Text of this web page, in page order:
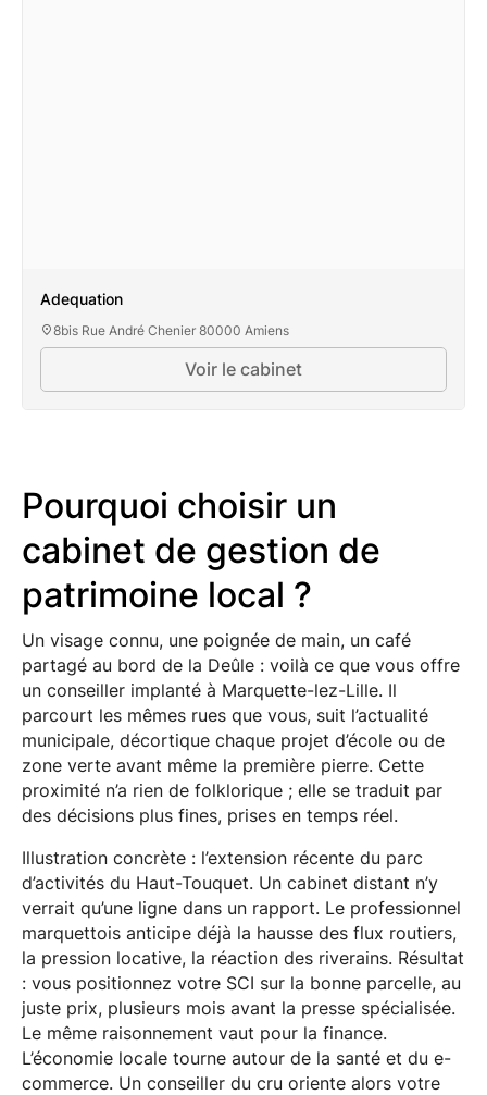
Adequation
8bis Rue André Chenier 80000 Amiens
Voir le cabinet
Pourquoi choisir un
cabinet de gestion de
patrimoine local ?
Un visage connu, une poignée de main, un café
partagé au bord de la Deûle : voilà ce que vous offre
un conseiller implanté à Marquette-lez-Lille. Il
parcourt les mêmes rues que vous, suit l’actualité
municipale, décortique chaque projet d’école ou de
zone verte avant même la première pierre. Cette
proximité n’a rien de folklorique ; elle se traduit par
des décisions plus fines, prises en temps réel.
Illustration concrète : l’extension récente du parc
d’activités du Haut-Touquet. Un cabinet distant n’y
verrait qu’une ligne dans un rapport. Le professionnel
marquettois anticipe déjà la hausse des flux routiers,
la pression locative, la réaction des riverains. Résultat
: vous positionnez votre SCI sur la bonne parcelle, au
juste prix, plusieurs mois avant la presse spécialisée.
Le même raisonnement vaut pour la finance.
L’économie locale tourne autour de la santé et du e-
commerce. Un conseiller du cru oriente alors votre